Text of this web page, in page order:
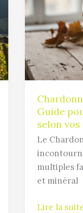
Guide
selon
Le
multiples
et minéral
ou
Moelleux
Guide
pour
et
choisir
vos
Lire la